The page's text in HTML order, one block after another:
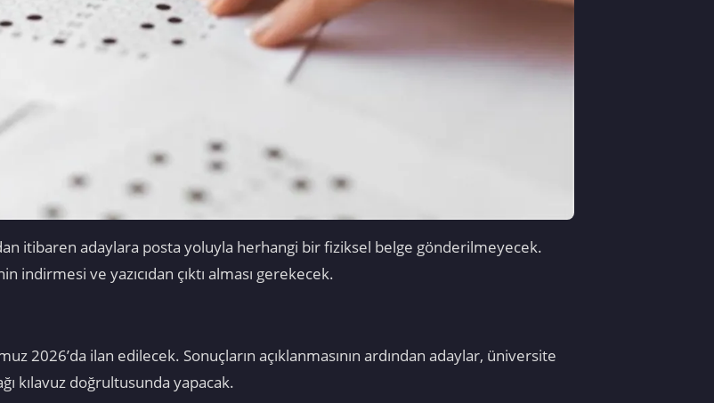
itibaren adaylara posta yoluyla herhangi bir fiziksel belge gönderilmeyecek.
ve yazıcıdan çıktı alması gerekecek.
2026’da ilan edilecek. Sonuçların açıklanmasının ardından adaylar, üniversite
kılavuz doğrultusunda yapacak.